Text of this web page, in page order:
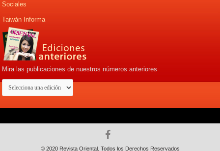
Sociales
Taiwán Informa
Mira las publicaciones de nuestros números anteriores
© 2020 Revista Oriental. Todos los Derechos Reservados